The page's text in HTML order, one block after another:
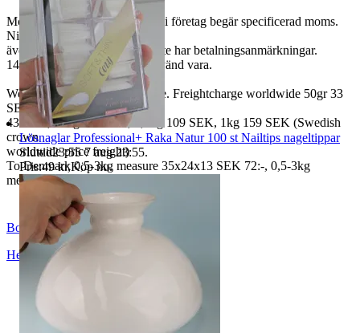
Moms ingår i våra priser. Har ni företag begär specificerad moms.
Ni kan
även fråga om faktura om ni inte har betalningsanmärkningar.
14 dagars full returrätt vid oanvänd vara.
We also ship abroad worldwide. Freightcharge worldwide 50gr 33
SEK, 100 gr
43 SEK, 250gr 85 SEK, 0,5kg 109 SEK, 1kg 159 SEK (Swedish
crown
worldwide price freight)
To Denmark 0,5-3kg measure 35x24x13 SEK 72:-, 0,5-3kg
measure 40x40x140cm SEK 144:-
BoutiqueNo9
Helsingborg
Sverige
Lösnaglar Professional+ Raka Natur 100 st Nailtips nageltippar
Sluttid23:55 7 aug 23:55.
Pris:49 kr,Köp nu.